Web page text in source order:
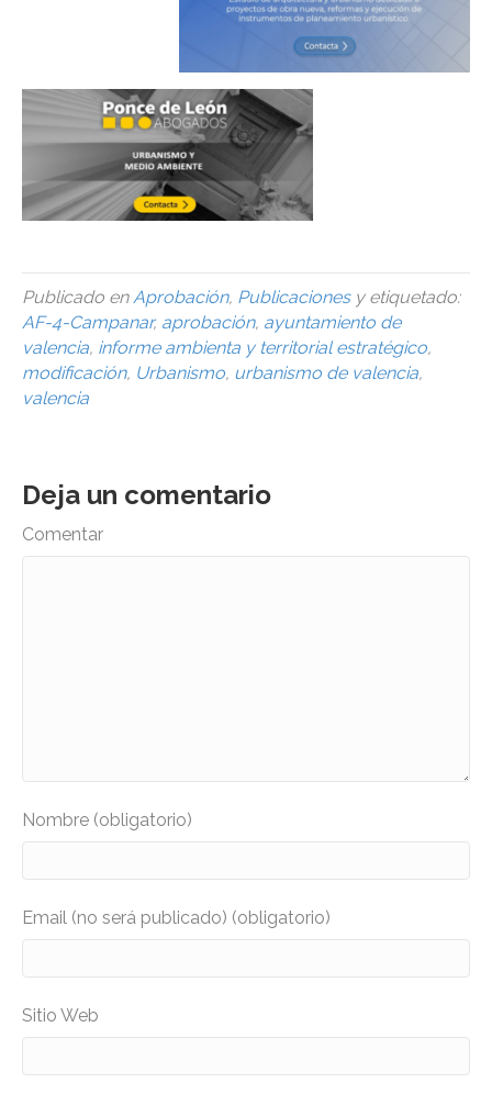
Publicado enAprobación, Publicacionesy etiquetado:
AF-4-Campanar, aprobación, ayuntamiento de
valencia, informe ambienta y territorial estratégico,
modificación, Urbanismo, urbanismo de valencia,
valencia
Deja un comentario
Comentar
Nombre (obligatorio)
Email (no será publicado) (obligatorio)
Sitio Web